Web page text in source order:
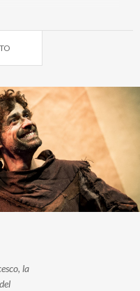
la